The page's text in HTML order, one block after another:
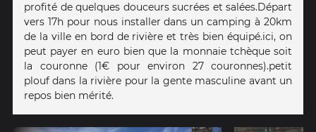
profité de quelques douceurs sucrées et salées.Départ
vers 17h pour nous installer dans un camping à 20km
de la ville en bord de rivière et très bien équipé.ici, on
peut payer en euro bien que la monnaie tchèque soit
la couronne (1€ pour environ 27 couronnes).petit
plouf dans la rivière pour la gente masculine avant un
repos bien mérité.